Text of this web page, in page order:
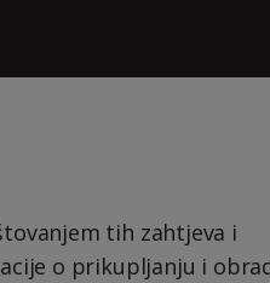
tih zahtjeva i
o prikupljanju i